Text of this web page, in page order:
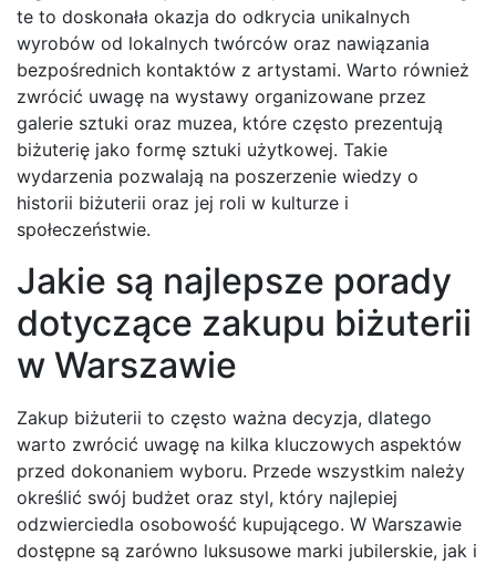
te to doskonała okazja do odkrycia unikalnych
wyrobów od lokalnych twórców oraz nawiązania
bezpośrednich kontaktów z artystami. Warto również
zwrócić uwagę na wystawy organizowane przez
galerie sztuki oraz muzea, które często prezentują
biżuterię jako formę sztuki użytkowej. Takie
wydarzenia pozwalają na poszerzenie wiedzy o
historii biżuterii oraz jej roli w kulturze i
społeczeństwie.
Jakie są najlepsze porady
dotyczące zakupu biżuterii
w Warszawie
Zakup biżuterii to często ważna decyzja, dlatego
warto zwrócić uwagę na kilka kluczowych aspektów
przed dokonaniem wyboru. Przede wszystkim należy
określić swój budżet oraz styl, który najlepiej
odzwierciedla osobowość kupującego. W Warszawie
dostępne są zarówno luksusowe marki jubilerskie, jak i